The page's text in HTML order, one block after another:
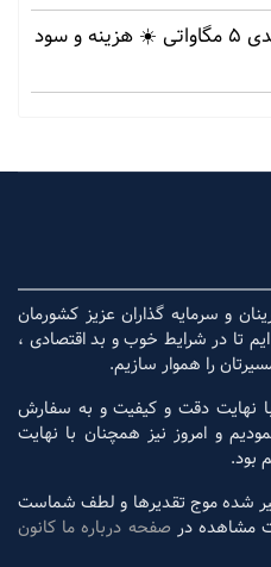
طرح توجیهی نیروگاه خورشیدی 5 مگاواتی ☀️ هزینه‌ و سود
و سرمایه گذاران عزیز کشورمان
تا در شرایط خوب و بد اقتصادی ،
را هموار سازیم.
را با نهایت دقت و کیفیت و به سفارش
و امروز نیز همچنان با نهایت
بود.
شده موج تقدیرها و لطف شماست
مشاهده در صفحه درباره ما کانون